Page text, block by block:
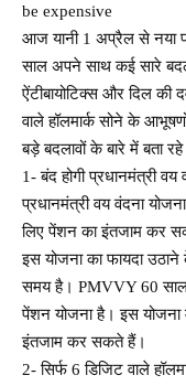
be expensive
आज यानी 1 अप्रैल से नया
साल अपने साथ कई सारे
ऐंटीबायोटिक्स और दिल की
वाले हॉलमार्क सोने के
बड़े बदलावों के बारे में बता
1- बंद होगी प्रधानमंत्री वय
प्रधानमंत्री वय वंदना
लिए पेंशन का इंतजाम कर
इस योजना का फायदा
समय है। PMVVY 60
पेंशन योजना है। इस
इंतजाम कर सकते हैं।
2- सिर्फ 6 डिजिट वाले